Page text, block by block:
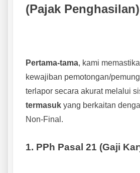
(Pajak Penghasilan)
Pertama-tama, kami
kewajiban pemotongan/
terlapor secara akurat melalui
termasuk yang berkaitan
Non-Final.
1. PPh Pasal 21 (Gaji